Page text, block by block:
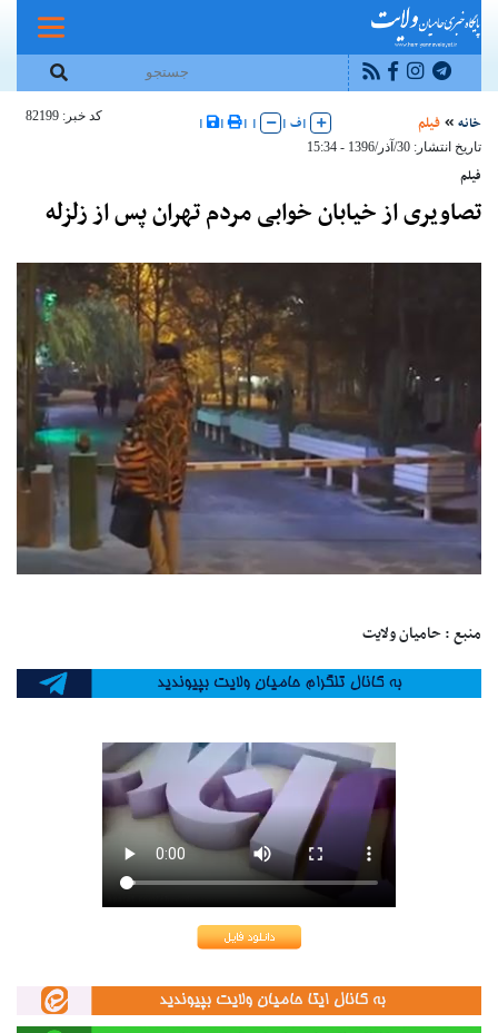
خانه فیلم |ف |
|
|
|
|
کد خبر: 82199
تاریخ انتشار: 30/آذر/1396 - 15:34
فیلم
تصاویری از خیابان خوابی مردم تهران پس از زلزله
منبع : حامیان ولایت